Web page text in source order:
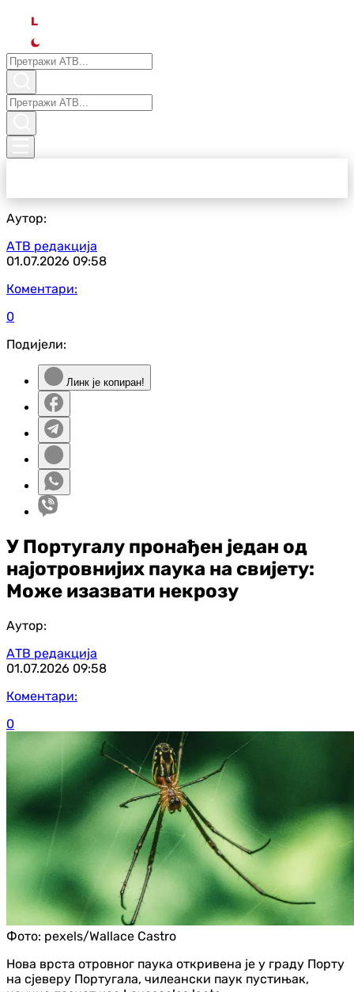
L
Аутор:
АТВ редакција
01.07.2026 09:58
Коментари:
0
Подијели:
Линк је копиран!
У Португалу пронађен један од
најотровнијих паука на свијету:
Може изазвати некрозу
Аутор:
АТВ редакција
01.07.2026 09:58
Коментари:
0
Фото: pexels/Wallace Castro
Нова врста отровног паука откривена је у граду Порту
на сјеверу Португала, чилеански паук пустињак,